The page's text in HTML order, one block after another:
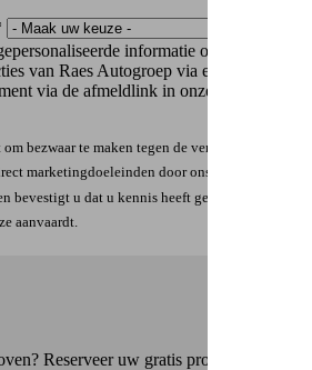
informatie over
van Raes Autogroep via e-mail.
via de afmeldlink in onze
bezwaar te maken tegen de verwerking van
marketingdoeleinden door ons te
bevestigt u dat u kennis heeft genomen van
aanvaardt.
Reserveer uw gratis proefrit.